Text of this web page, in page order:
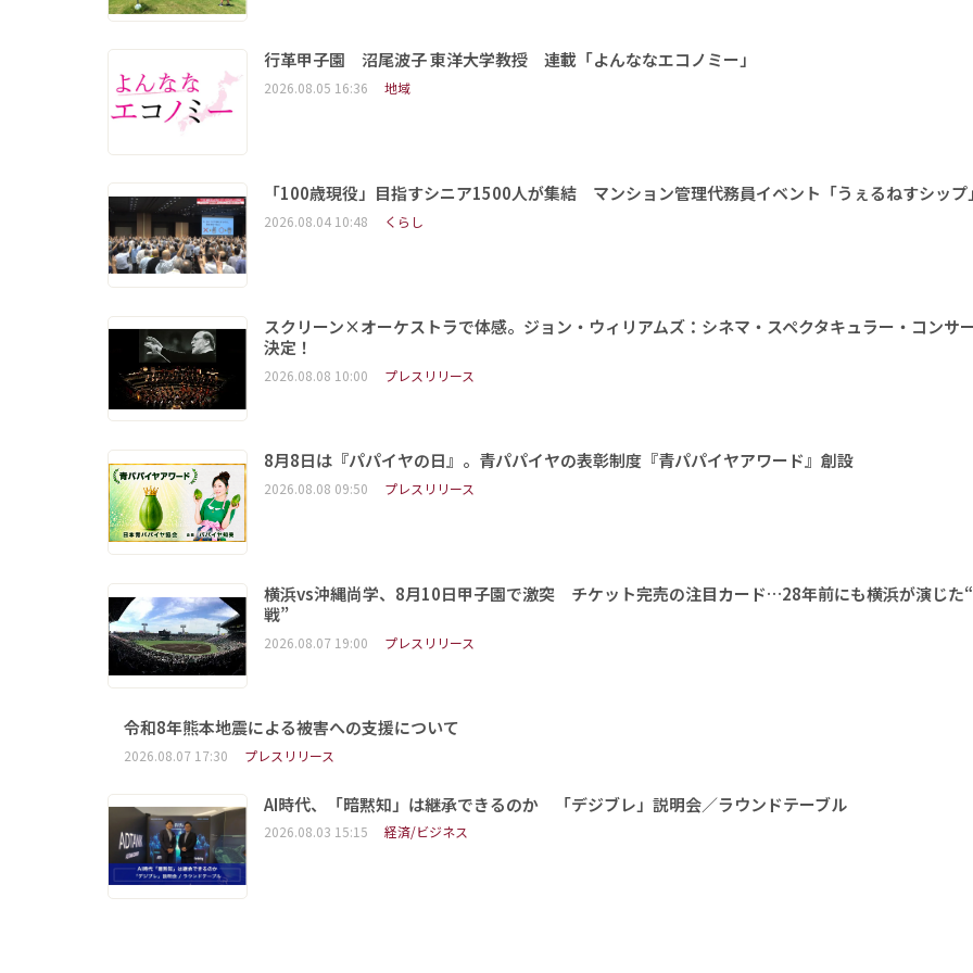
行革甲子園 沼尾波子 東洋大学教授 連載「よんななエコノミー」
2026.08.05 16:36 地域
「100歳現役」目指すシニア1500人が集結 マンション管理代務員イベント「うぇるねすシップ」
2026.08.04 10:48 くらし
スクリーン×オーケストラで体感。ジョン・ウィリアムズ：シネマ・スペクタキュラー・コンサ
決定！
2026.08.08 10:00 プレスリリース
8月8日は『パパイヤの日』。青パパイヤの表彰制度『青パパイヤアワード』創設
2026.08.08 09:50 プレスリリース
横浜vs沖縄尚学、8月10日甲子園で激突 チケット完売の注目カード…28年前にも横浜が演じた
戦”
2026.08.07 19:00 プレスリリース
令和8年熊本地震による被害への支援について
2026.08.07 17:30 プレスリリース
AI時代、「暗黙知」は継承できるのか 「デジブレ」説明会／ラウンドテーブル
2026.08.03 15:15 経済/ビジネス